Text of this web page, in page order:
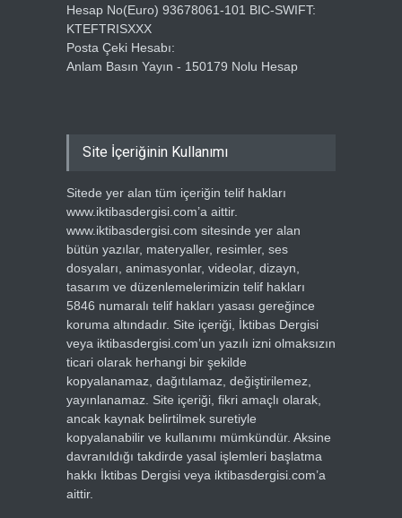
Hesap No(Euro) 93678061-101 BIC-SWIFT:
KTEFTRISXXX
Posta Çeki Hesabı:
Anlam Basın Yayın - 150179 Nolu Hesap
Site İçeriğinin Kullanımı
Sitede yer alan tüm içeriğin telif hakları
www.iktibasdergisi.com’a aittir.
www.iktibasdergisi.com sitesinde yer alan
bütün yazılar, materyaller, resimler, ses
dosyaları, animasyonlar, videolar, dizayn,
tasarım ve düzenlemelerimizin telif hakları
5846 numaralı telif hakları yasası gereğince
koruma altındadır. Site içeriği, İktibas Dergisi
veya iktibasdergisi.com’un yazılı izni olmaksızın
ticari olarak herhangi bir şekilde
kopyalanamaz, dağıtılamaz, değiştirilemez,
yayınlanamaz. Site içeriği, fikri amaçlı olarak,
ancak kaynak belirtilmek suretiyle
kopyalanabilir ve kullanımı mümkündür. Aksine
davranıldığı takdirde yasal işlemleri başlatma
hakkı İktibas Dergisi veya iktibasdergisi.com’a
aittir.